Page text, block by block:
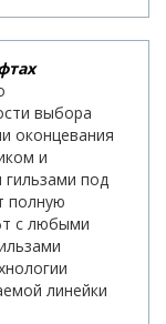
выбора
оконцевания
и
под
полную
с любыми
линейки